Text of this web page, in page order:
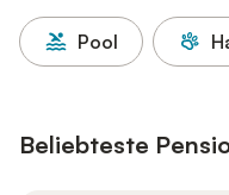
Pool
Beliebteste